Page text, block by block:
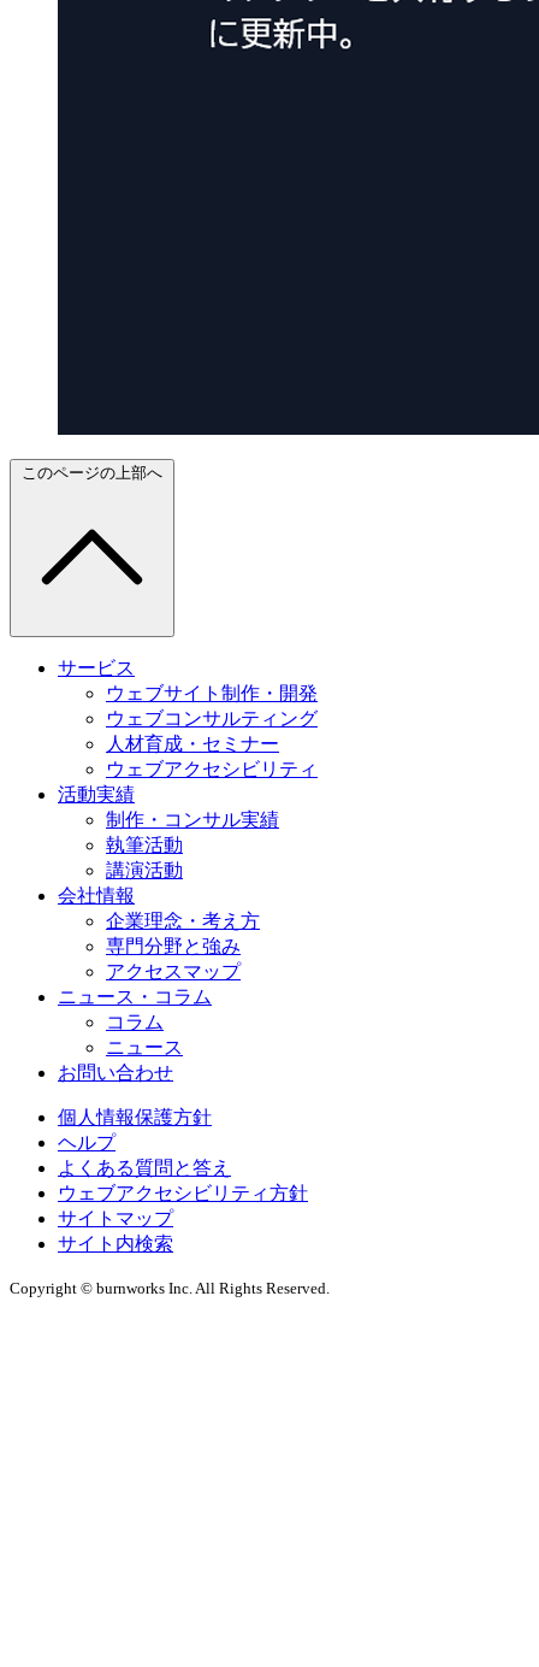
このページの上部へ
サービス
ウェブサイト制作・開発
ウェブコンサルティング
人材育成・セミナー
ウェブアクセシビリティ
活動実績
制作・コンサル実績
執筆活動
講演活動
会社情報
企業理念・考え方
専門分野と強み
アクセスマップ
ニュース・コラム
コラム
ニュース
お問い合わせ
個人情報保護方針
ヘルプ
よくある質問と答え
ウェブアクセシビリティ方針
サイトマップ
サイト内検索
Copyright © burnworks Inc. All Rights Reserved.